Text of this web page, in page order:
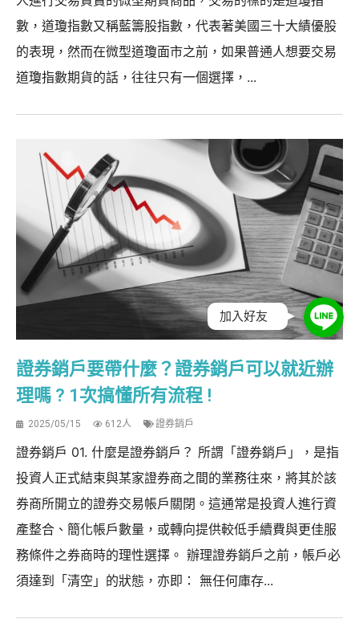
數，道瓊指數又稱藍籌股指數，代表著美國三十大績優股
的表現，然而在微型道瓊面市之前，如果普通人想要交易
道瓊指數期貨的話，往往只有一個選擇，...
證券銷戶要帶什麼？證券銷戶可以就近辦
理嗎 ? 1次搞懂所有流程 !
2025/05/15 612人 證券銷戶
證券銷戶 01. 什麼是證券銷戶？ 所謂「證券銷戶」，是指
投資人正式結束與某家證券商之間的業務往來，將其於該
券商所開立的證券交易帳戶關閉。這通常是投資人進行資
產整合、簡化帳戶數量，或轉向提供較低手續費與更佳服
務條件之券商時的理性選擇。 辦理證券銷戶之前，帳戶必
須達到「清空」的狀態，亦即： 無任何庫存...
加入好友